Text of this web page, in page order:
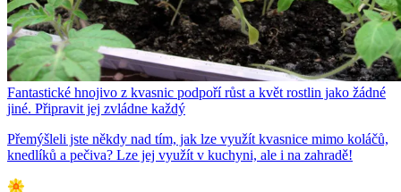
Fantastické hnojivo z kvasnic podpoří růst a květ rostlin jako žádné
jiné. Připravit jej zvládne každý
Přemýšleli jste někdy nad tím, jak lze využít kvasnice mimo koláčů,
knedlíků a pečiva? Lze jej využít v kuchyni, ale i na zahradě!